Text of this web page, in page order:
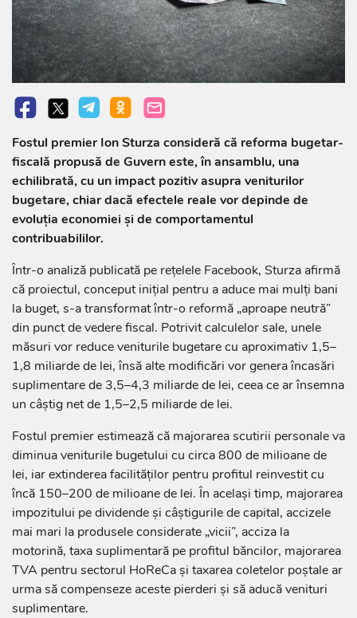
Fostul premier Ion Sturza consideră că reforma bugetar-
fiscală propusă de Guvern este, în ansamblu, una
echilibrată, cu un impact pozitiv asupra veniturilor
bugetare, chiar dacă efectele reale vor depinde de
evoluția economiei și de comportamentul
contribuabililor.
Într-o analiză publicată pe rețelele Facebook, Sturza afirmă
că proiectul, conceput inițial pentru a aduce mai mulți bani
la buget, s-a transformat într-o reformă „aproape neutră”
din punct de vedere fiscal. Potrivit calculelor sale, unele
măsuri vor reduce veniturile bugetare cu aproximativ 1,5–
1,8 miliarde de lei, însă alte modificări vor genera încasări
suplimentare de 3,5–4,3 miliarde de lei, ceea ce ar însemna
un câștig net de 1,5–2,5 miliarde de lei.
Fostul premier estimează că majorarea scutirii personale va
diminua veniturile bugetului cu circa 800 de milioane de
lei, iar extinderea facilităților pentru profitul reinvestit cu
încă 150–200 de milioane de lei. În același timp, majorarea
impozitului pe dividende și câștigurile de capital, accizele
mai mari la produsele considerate „vicii”, acciza la
motorină, taxa suplimentară pe profitul băncilor, majorarea
TVA pentru sectorul HoReCa și taxarea coletelor poștale ar
urma să compenseze aceste pierderi și să aducă venituri
suplimentare.